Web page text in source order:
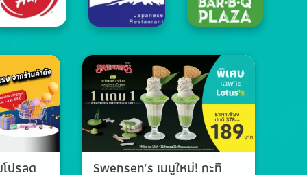
ปรลด
Swensen’s เมนูใหม่! กะทิ